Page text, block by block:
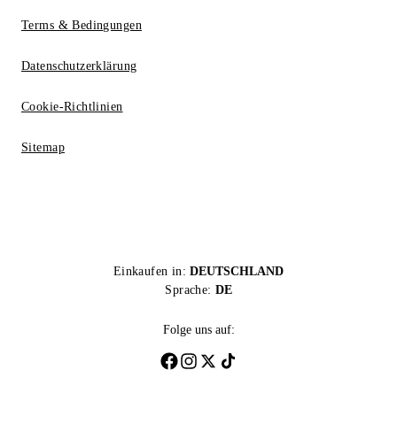
Terms & Bedingungen
Datenschutzerklärung
Cookie-Richtlinien
Sitemap
Einkaufen in: DEUTSCHLAND
Sprache: DE
Folge uns auf: